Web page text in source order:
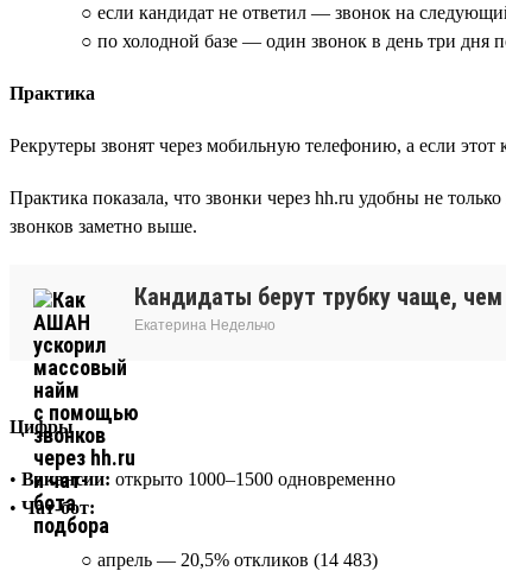
○ если кандидат не ответил — звонок на
○ по холодной базе — один звонок в день три дня
Практика
Рекрутеры звонят через мобильную телефонию, а если
Практика показала, что звонки через hh.ru удобны не
звонков заметно выше.
Кандидаты берут трубку чаще,
Екатерина Недельчо
Цифры
• Вакансии: открыто 1000–1500 одновременно
• Чат-бот:
○ апрель — 20,5% откликов (14 483)